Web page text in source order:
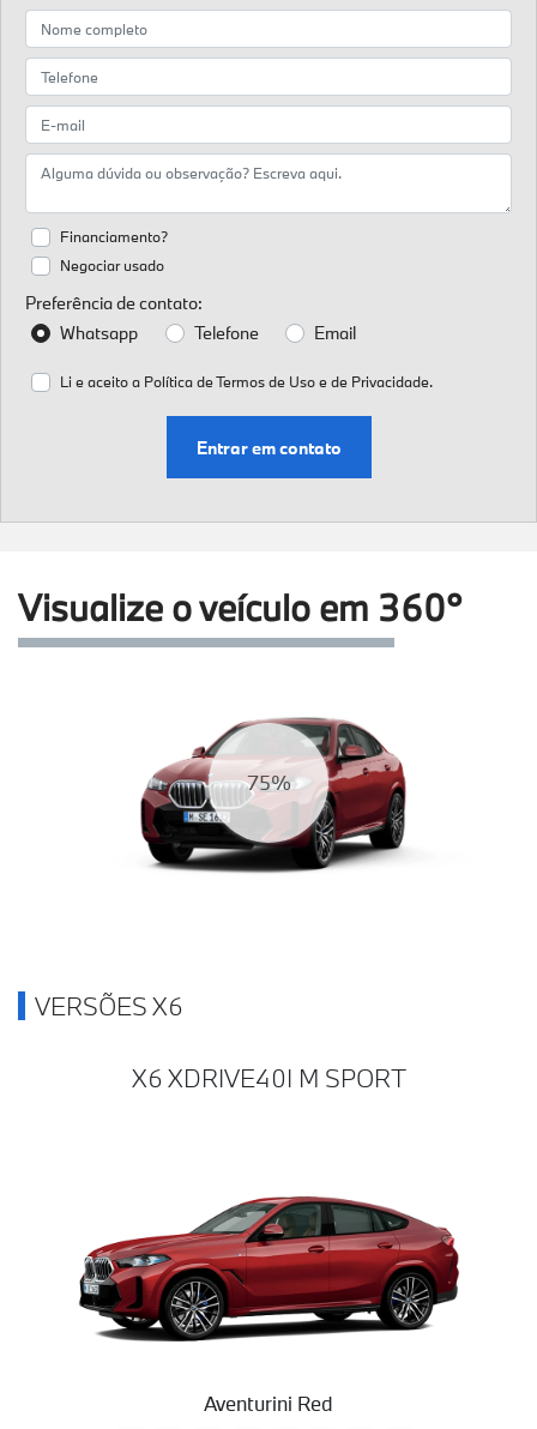
Financiamento?
Negociar usado
Preferência de contato:
Whatsapp
Telefone Email
Li e aceito a Política de Termos de Uso e de Privacidade.
Entrar em contato
Visualize o veículo em 360°
78%
VERSÕES X6
X6 XDRIVE40I M SPORT
Aventurini Red